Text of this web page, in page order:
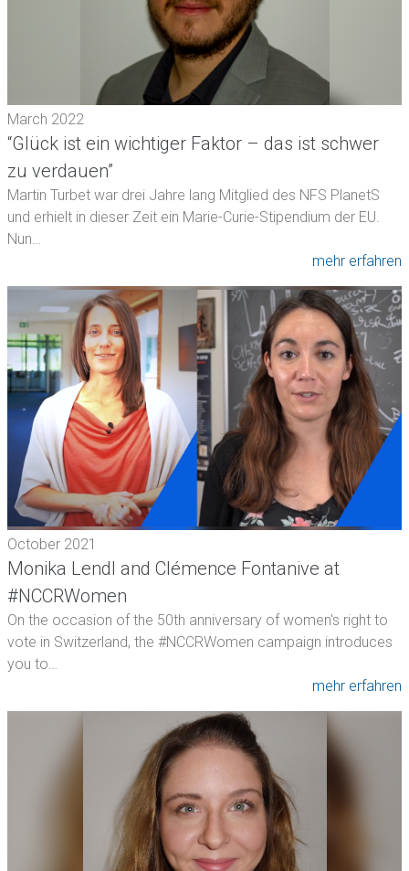
March 2022
“Glück ist ein wichtiger Faktor – das ist schwer
zu verdauen”
Martin Turbet war drei Jahre lang Mitglied des NFS PlanetS
und erhielt in dieser Zeit ein Marie-Curie-Stipendium der EU.
Nun…
mehr erfahren
October 2021
Monika Lendl and Clémence Fontanive at
#NCCRWomen
On the occasion of the 50th anniversary of women's right to
vote in Switzerland, the #NCCRWomen campaign introduces
you to…
mehr erfahren